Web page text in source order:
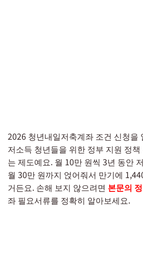
2026 청년내일저축계좌 조건 신청을
저소득 청년들을 위한 정부 지원 정
는 제도예요. 월 10만 원씩 3년 동안
월 30만 원까지 얹어줘서 만기에
거든요. 손해 보지 않으려면 본문의
좌 필요서류를 정확히 알아보세요.